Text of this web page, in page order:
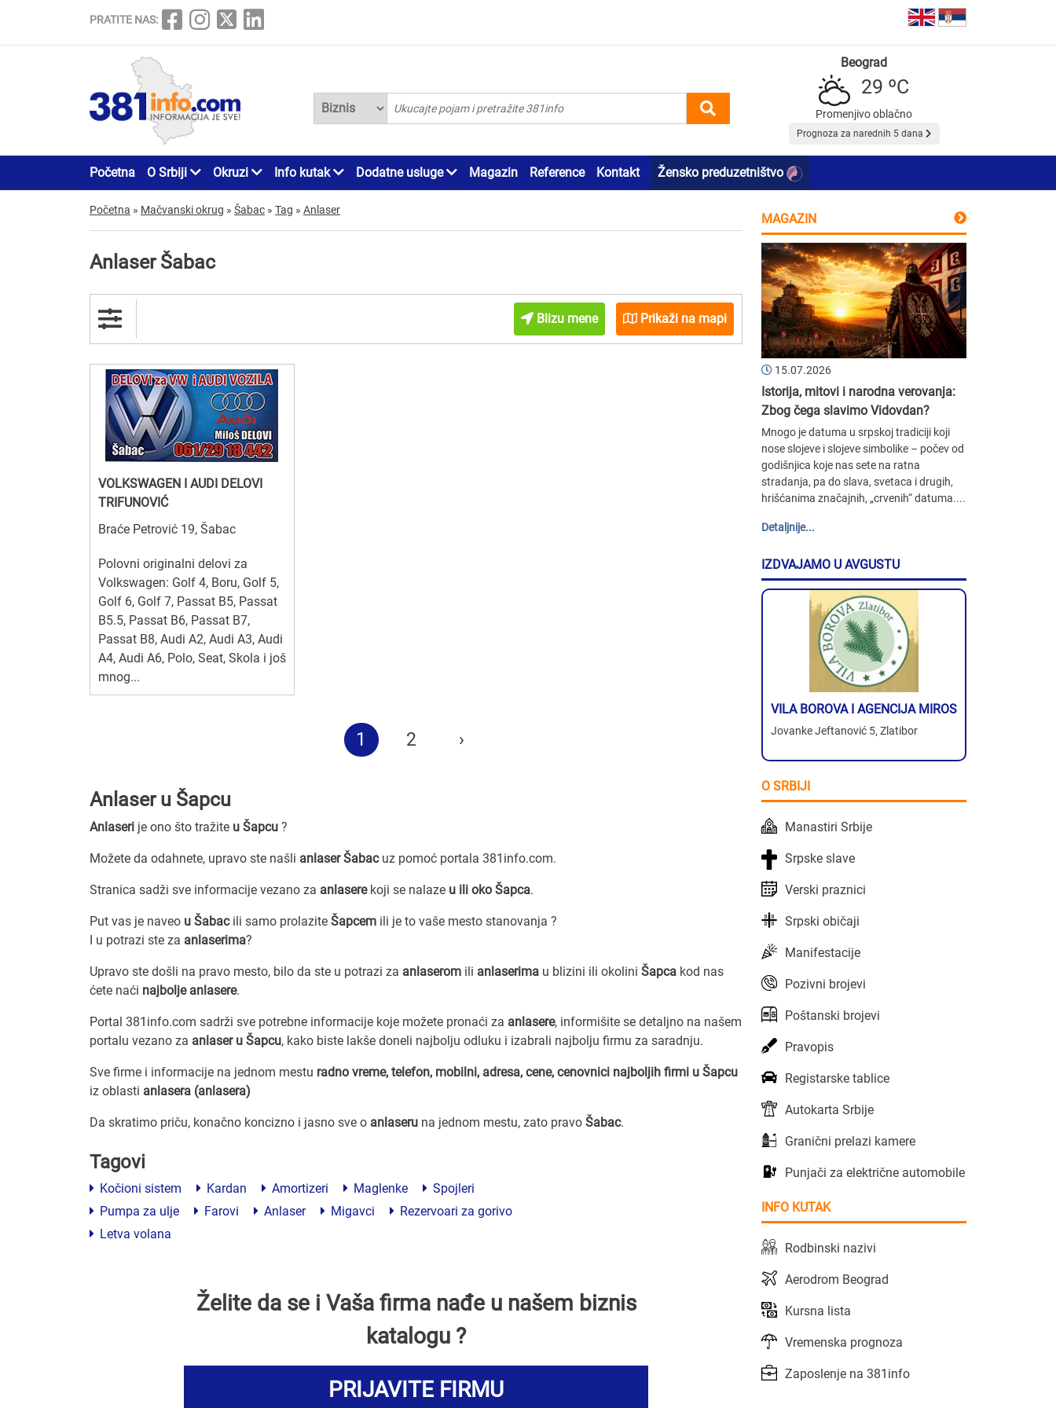
PRATITE NAS:
Beograd
29 ºC
Promenjivo oblačno
Prognoza za narednih 5 dana
Početna O Srbiji Okruzi Info kutak Dodatne usluge Magazin Reference Kontakt Žensko preduzetništvo
Početna » Mačvanski okrug » Šabac » Tag » Anlaser
Anlaser Šabac
Blizu mene Prikaži na mapi
VOLKSWAGEN I AUDI DELOVI
TRIFUNOVIĆ
Braće Petrović 19, Šabac
Polovni originalni delovi za
Volkswagen: Golf 4, Boru, Golf 5,
Golf 6, Golf 7, Passat B5, Passat
B5.5, Passat B6, Passat B7,
Passat B8, Audi A2, Audi A3, Audi
A4, Audi A6, Polo, Seat, Skola i još
mnog...
1 2 ›
Anlaser u Šapcu
Anlaseri je ono što tražite u Šapcu ?
Možete da odahnete, upravo ste našli anlaser Šabacuz pomoć portala 381info.com.
Stranica sadži sve informacije vezano za anlaserekoji se nalaze u ili oko Šapca.
Put vas je naveo u Šabacili samo prolazite Šapcem ili je to vaše mesto stanovanja ?
I u potrazi ste za anlaserima?
Upravo ste došli na pravo mesto, bilo da ste u potrazi za anlaserom ili anlaserima u blizini ili okolini Šapca kod nas
ćete naći najbolje anlasere.
Portal 381info.com sadrži sve potrebne informacije koje možete pronaći za anlasere, informišite se detaljno na našem
portalu vezano za anlaser u Šapcu, kako biste lakše doneli najbolju odluku i izabrali najbolju firmu za saradnju.
Sve firme i informacije na jednom mestu radno vreme, telefon, mobilni, adresa, cene, cenovnici najboljih firmi u Šapcu
iz oblasti anlasera (anlasera)
Da skratimo priču, konačno koncizno i jasno sve o anlaseru na jednom mestu, zato pravo Šabac.
Tagovi
Kočioni sistem Kardan Amortizeri Maglenke
Spojleri
Pumpa za ulje
Farovi Anlaser Migavci
Rezervoari za gorivo
Letva volana
Želite da se i Vaša firma nađe u našem biznis
katalogu ?
PRIJAVITE FIRMU
MAGAZIN
15.07.2026
Istorija, mitovi i narodna verovanja:
Zbog čega slavimo Vidovdan?
Mnogo je datuma u srpskoj tradiciji koji
nose slojeve i slojeve simbolike – počev od
godišnjica koje nas sete na ratna
stradanja, pa do slava, svetaca i drugih,
hrišćanima značajnih, „crvenih“ datuma....
Detaljnije...
IZDVAJAMO U AVGUSTU
VILA BOROVA I AGENCIJA MIROS
Jovanke Jeftanović 5, Zlatibor
O SRBIJI
Manastiri Srbije
Srpske slave
Verski praznici
Srpski običaji
Manifestacije
Pozivni brojevi
Poštanski brojevi
Pravopis
Registarske tablice
Autokarta Srbije
Granični prelazi kamere
Punjači za električne automobile
INFO KUTAK
Rodbinski nazivi
Aerodrom Beograd
Kursna lista
Vremenska prognoza
Zaposlenje na 381info